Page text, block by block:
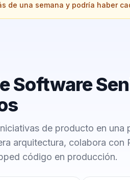
de una semana y podría haber
Software
de producto en una
arquitectura, colabora con
código en producción.